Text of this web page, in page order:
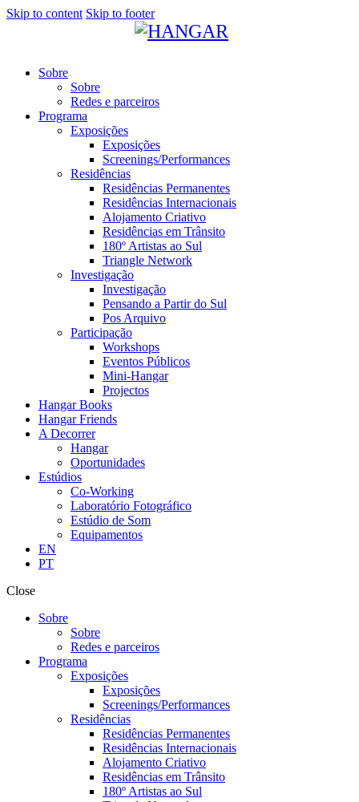
Skip to content Skip to footer
Sobre
Sobre
Redes e parceiros
Programa
Exposições
Exposições
Screenings/Performances
Residências
Residências Permanentes
Residências Internacionais
Alojamento Criativo
Residências em Trânsito
180º Artistas ao Sul
Triangle Network
Investigação
Investigação
Pensando a Partir do Sul
Pos Arquivo
Participação
Workshops
Eventos Públicos
Mini-Hangar
Projectos
Hangar Books
Hangar Friends
A Decorrer
Hangar
Oportunidades
Estúdios
Co-Working
Laboratório Fotográfico
Estúdio de Som
Equipamentos
EN
PT
Close
Sobre
Sobre
Redes e parceiros
Programa
Exposições
Exposições
Screenings/Performances
Residências
Residências Permanentes
Residências Internacionais
Alojamento Criativo
Residências em Trânsito
180º Artistas ao Sul